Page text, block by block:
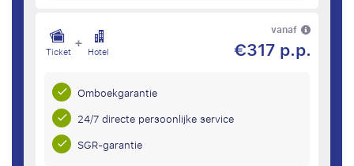
Ticket + Hotel
vanaf
€317 p.p.
Omboekgarantie
24/7 directe persoonlijke service
SGR-garantie